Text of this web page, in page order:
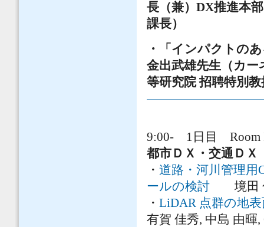
長（兼）DX推進本
課長）
・「インパクト
金出武雄先生（カー
等研究院 招聘特別
9:00- 1日目 Room
都市ＤＸ・交通Ｄ
・ 道路・河川管理
ールの検討 境田 伸
・ LiDAR 点群の地
有賀 佳秀, 中島 由暉,